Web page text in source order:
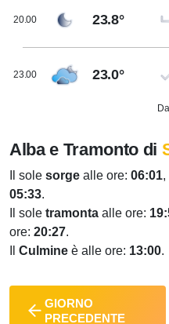
20.00 23.8°
23.00 23.0°
Alba e Tramonto di
Il sole sorge alle ore: 06:01,
05:33.
Il sole tramonta alle ore:
ore: 20:27.
Culmine è alle ore: 13:00.
GIORNO
PRECEDENTE